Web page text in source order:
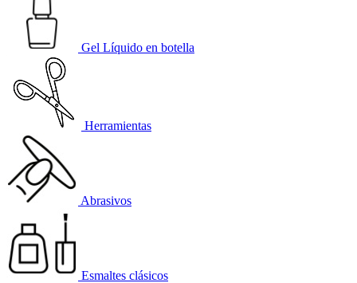
Gel Líquido en botella
Herramientas
Abrasivos
Esmaltes clásicos